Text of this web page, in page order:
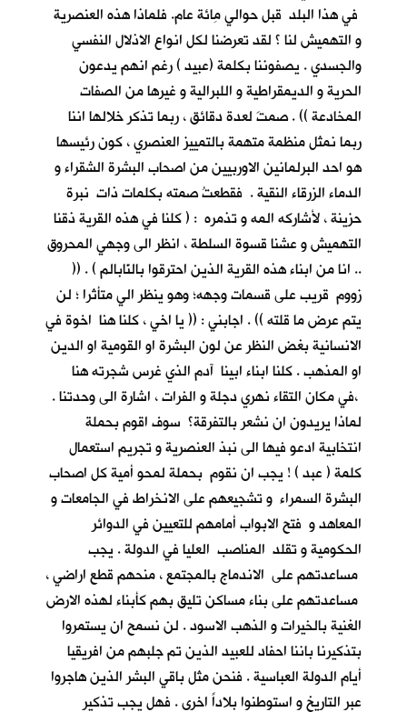
في هذا البلد قبل حوالي مِائة عام. فلماذا هذه العنصرية
و التهميش لنا ؟ لقد تعرضنا لكل انواع الاذلال النفسي
والجسدي . يصفوننا بكلمة (عبيد ) رغم انهم يدعون
الحرية و الديمقراطية و اللبرالية و غيرها من الصفات
المخادعة )) . صمتَ لعدة دقائق ، ربما تذكر خلالها اننا
ربما نمثل منظمة متهمة بالتمييز العنصري ، كون رئيسها
هو احد البرلمانين الاوربيين من اصحاب البشرة الشقراء و
الدماء الزرقاء النقية . فقطعتُ صمته بكلمات ذات نبرة
حزينة ، لأشاركه المه و تذمره : ( كلنا في هذه القرية ذقنا
التهميش و عشنا قسوة السلطة ، انظر الى وجهي المحروق
.. انا من ابناء هذه القرية الذين احترقوا بالنّابالم ) . ((
زووم قريب على قسمات وجهه؛ وهو ينظر الي متأثرا ؛ لن
يتم عرض ما قلته )) . اجابني : (( يا اخي ، كلنا هنا اخوة في
الانسانية بغض النظر عن لون البشرة او القومية او الدين
او المذهب . كلنا ابناء ابينا آدم الذي غرس شجرته هنا
،في مكان التقاء نهري دجلة و الفرات ، اشارة الى وحدتنا .
لماذا يريدون ان نشعر بالتفرقة؟ سوف اقوم بحملة
انتخابية ادعو فيها الى نبذ العنصرية و تجريم استعمال
كلمة ( عبد ) ! يجب ان نقوم بحملة لمحو أمية كل اصحاب
البشرة السمراء و تشجيعهم على الانخراط في الجامعات و
المعاهد و فتح الابواب أمامهم للتعيين في الدوائر
الحكومية و تقلد المناصب العليا في الدولة . يجب
مساعدتهم على الاندماج بالمجتمع ، منحهم قطع اراضي ،
مساعدتهم على بناء مساكن تليق بهم كأبناء لهذه الارض
الغنية بالخيرات و الذهب الاسود . لن نسمح ان يستمروا
بتذكيرنا باننا احفاد للعبيد الذين تم جلبهم من افريقيا
أيام الدولة العباسية . فنحن مثل باقي البشر الذين هاجروا
عبر التاريخ و استوطنوا بلاداً اخرى . فهل يجب تذكير